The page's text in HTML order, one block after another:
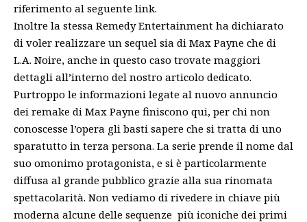
riferimento al seguente link.
Inoltre la stessa Remedy Entertainment ha dichiarato
di voler realizzare un sequel sia di Max Payne che di
L.A. Noire, anche in questo caso trovate maggiori
dettagli all’interno del nostro articolo dedicato.
Purtroppo le informazioni legate al nuovo annuncio
dei remake di Max Payne finiscono qui, per chi non
conoscesse l’opera gli basti sapere che si tratta di uno
sparatutto in terza persona. La serie prende il nome dal
suo omonimo protagonista, e si è particolarmente
diffusa al grande pubblico grazie alla sua rinomata
spettacolarità. Non vediamo di rivedere in chiave più
moderna alcune delle sequenze più iconiche dei primi